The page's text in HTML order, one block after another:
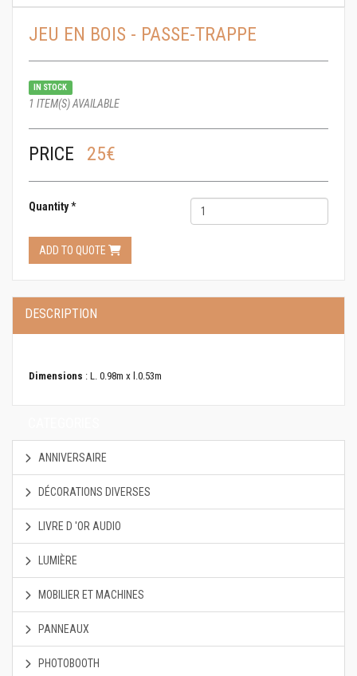
JEU EN BOIS - PASSE-TRAPPE
IN STOCK
1 ITEM(S) AVAILABLE
PRICE 25€
Quantity*
ADD TO QUOTE
DESCRIPTION
Dimensions : L. 0.98m x l.0.53m
ANNIVERSAIRE
DÉCORATIONS DIVERSES
LIVRE D 'OR AUDIO
LUMIÈRE
MOBILIER ET MACHINES
PANNEAUX
PHOTOBOOTH